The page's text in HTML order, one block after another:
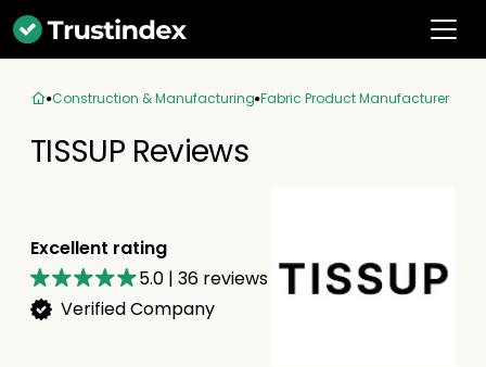
Construction & Manufacturing Fabric Product Manufacturer
TISSUP Reviews
Excellent rating
5.0 | 36 reviews
Verified Company